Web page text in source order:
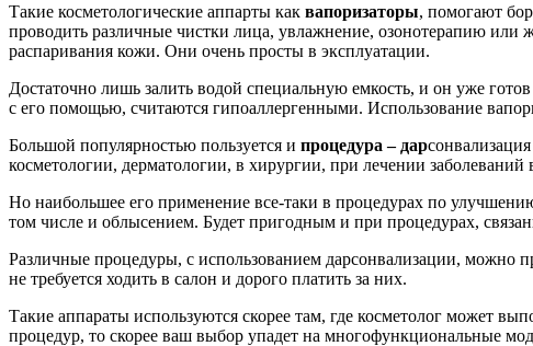
Такие косметологические аппарты как вапоризаторы, помогают
проводить различные чистки лица, увлажнение, озонотерапию
распаривания кожи. Они очень просты в эксплуатации.
Достаточно лишь залить водой специальную емкость, и он уже
с его помощью, считаются гипоаллергенными. Использование
Большой популярностью пользуется и процедура – дар
косметологии, дерматологии, в хирургии, при лечении
Но наибольшее его применение все-таки в процедурах по
том числе и облысением. Будет пригодным и при процедурах,
Различные процедуры, с использованием дарсонвализации, можно
не требуется ходить в салон и дорого платить за них.
Такие аппараты используются скорее там, где косметолог может
процедур, то скорее ваш выбор упадет на многофункциональные